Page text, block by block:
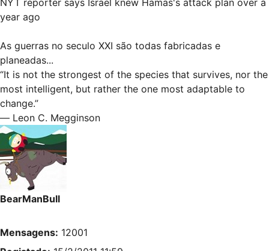
NYT reporter says Israel knew Hamas's attack plan over a
year ago
As guerras no seculo XXI são todas fabricadas e
planeadas...
“It is not the strongest of the species that survives, nor the
most intelligent, but rather the one most adaptable to
change.”
― Leon C. Megginson
BearManBull
Mensagens: 12001